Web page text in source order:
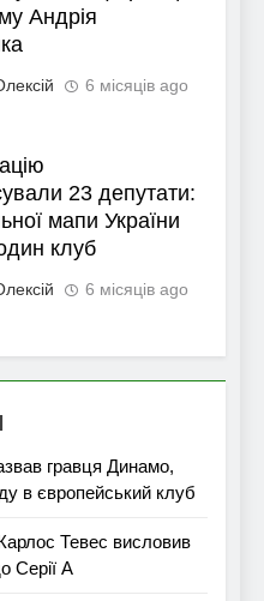
Андрія
6 місяців ago
23 депутати:
мапи України
клуб
6 місяців ago
гравця Динамо,
в європейський клуб
Тевес висловив
Серії А